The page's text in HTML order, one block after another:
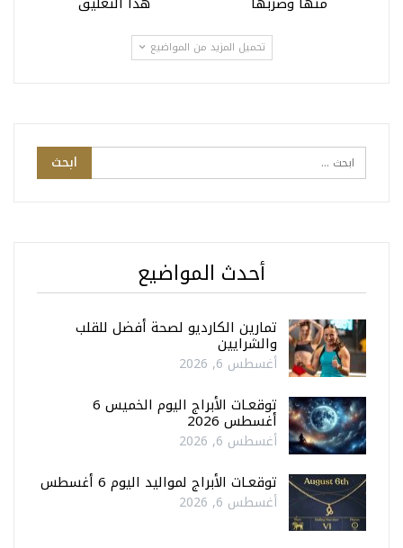
تحميل المزيد من المواضيع
أحدث المواضيع
تمارين الكارديو لصحة أفضل للقلب
والشرايين
أغسطس 6, 2026
توقعـات الأبراج اليوم الخميس 6
أغسطس 2026
أغسطس 6, 2026
توقعـات الأبراج لمواليد اليوم 6 أغسطس
أغسطس 6, 2026